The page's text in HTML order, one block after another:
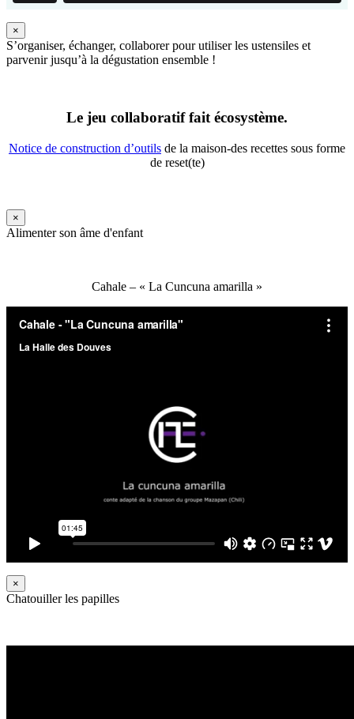
×
S’organiser, échanger, collaborer pour utiliser les ustensiles et
parvenir jusqu’à la dégustation ensemble !
Le jeu collaboratif fait écosystème.
Notice de construction d’outils de la maison-des recettes sous forme
de reset(te)
×
Alimenter son âme d'enfant
Cahale – « La Cuncuna amarilla »
×
Chatouiller les papilles